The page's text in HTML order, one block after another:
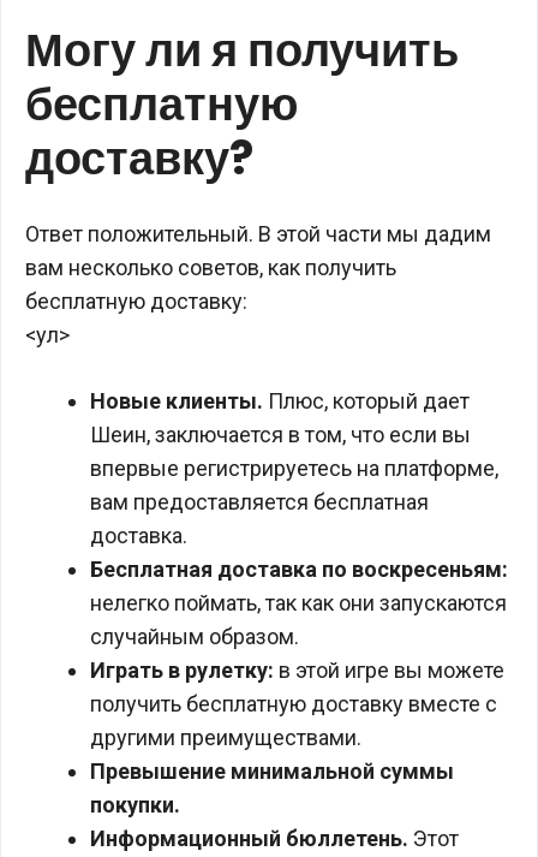
Могу ли я получить
бесплатную
доставку?
Ответ положительный. В этой части мы дадим
вам несколько советов, как получить
бесплатную доставку:
<ул>
Новые клиенты. Плюс, который дает
Шеин, заключается в том, что если вы
впервые регистрируетесь на платформе,
вам предоставляется бесплатная
доставка.
Бесплатная доставка по воскресеньям:
нелегко поймать, так как они запускаются
случайным образом.
Играть в рулетку: в этой игре вы можете
получить бесплатную доставку вместе с
другими преимуществами.
Превышение минимальной суммы
покупки.
Информационный бюллетень. Этот